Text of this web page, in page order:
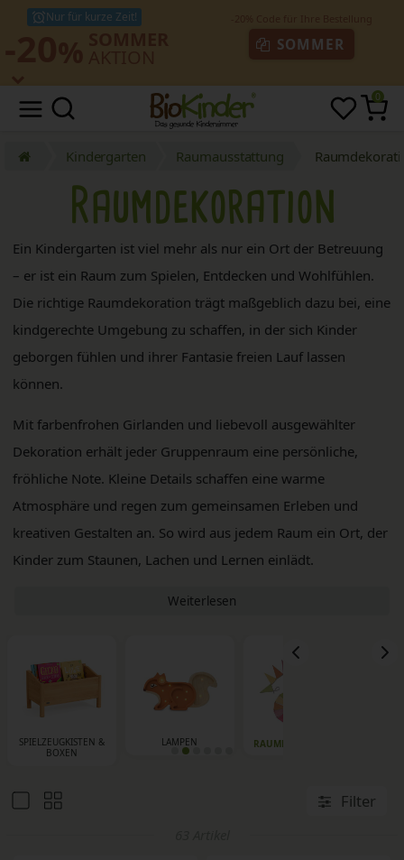
Nur für kurze Zeit!
SOMMER
0
Kindergarten Raumausstattung
Raumdekoration
Ein Kindergarten ist viel mehr als nur ein Ort der Betreuung
– er ist ein Raum zum Spielen, Entdecken und Wohlfühlen.
Die richtige Raumdekoration trägt maßgeblich dazu bei, eine
kindgerechte Umgebung zu schaffen, in der sich Kinder
geborgen fühlen und ihrer Fantasie freien Lauf lassen
können.
Mit farbenfrohen Girlanden und liebevoll ausgewählter
Dekoration erhält jeder Gruppenraum eine persönliche,
fröhliche Note. Kleine Details schaffen eine warme
Atmosphäre und regen zum gemeinsamen Erleben und
kreativen Gestalten an. So wird aus jedem Raum ein Ort, der
Kinder zum Staunen, Lachen und Lernen einlädt.
Weiterlesen
SPIELZEUGKISTEN &
BOXEN
LAMPEN RAUMDEKORATION
Filter